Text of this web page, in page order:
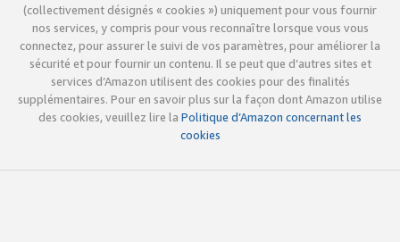
(collectivement désignés « cookies ») uniquement pour vous fournir
nos services, y compris pour vous reconnaître lorsque vous vous
connectez, pour assurer le suivi de vos paramètres, pour améliorer la
sécurité et pour fournir un contenu. Il se peut que d’autres sites et
services d’Amazon utilisent des cookies pour des finalités
supplémentaires. Pour en savoir plus sur la façon dont Amazon utilise
des cookies, veuillez lire la Politique d’Amazon concernant les
cookies